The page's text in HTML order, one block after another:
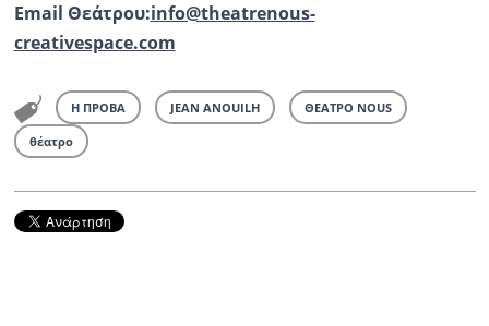
Email Θεάτρου:info@theatrenous-
creativespace.com
Η ΠΡΟΒΑ JEAN ANOUILH ΘΕΑΤΡΟ NOUS
θέατρο